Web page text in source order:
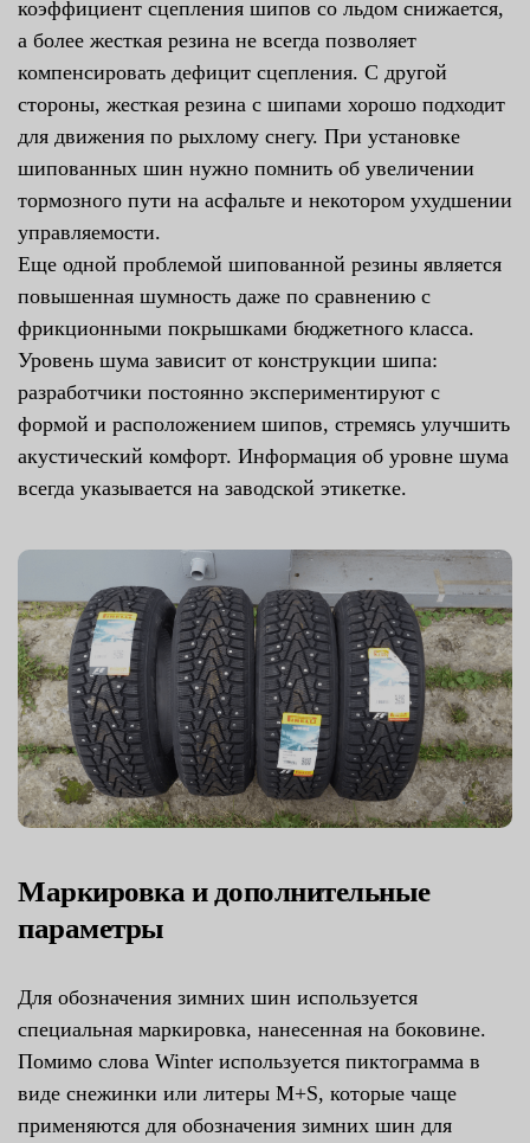
коэффициент сцепления шипов со льдом снижается,
а более жесткая резина не всегда позволяет
компенсировать дефицит сцепления. С другой
стороны, жесткая резина с шипами хорошо подходит
для движения по рыхлому снегу. При установке
шипованных шин нужно помнить об увеличении
тормозного пути на асфальте и некотором ухудшении
управляемости.
Еще одной проблемой шипованной резины является
повышенная шумность даже по сравнению с
фрикционными покрышками бюджетного класса.
Уровень шума зависит от конструкции шипа:
разработчики постоянно экспериментируют с
формой и расположением шипов, стремясь улучшить
акустический комфорт. Информация об уровне шума
всегда указывается на заводской этикетке.
Маркировка и дополнительные
параметры
Для обозначения зимних шин используется
специальная маркировка, нанесенная на боковине.
Помимо слова Winter используется пиктограмма в
виде снежинки или литеры M+S, которые чаще
применяются для обозначения зимних шин для